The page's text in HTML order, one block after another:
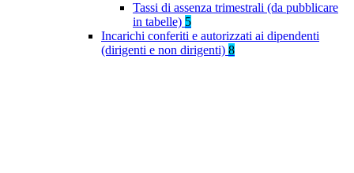
Tassi di assenza trimestrali (da pubblicare
in tabelle) 5
Incarichi conferiti e autorizzati ai dipendenti
(dirigenti e non dirigenti) 8